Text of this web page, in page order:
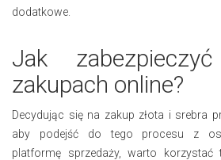
dodatkowe.
Jak
zakupach online?
Decydując się na zakup złota i srebra
aby podejść do tego procesu z
platformę sprzedaży, warto korzystać